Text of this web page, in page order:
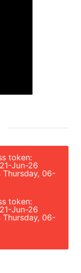
token:
Jun-26
Thursday, 06-
token:
Jun-26
Thursday, 06-